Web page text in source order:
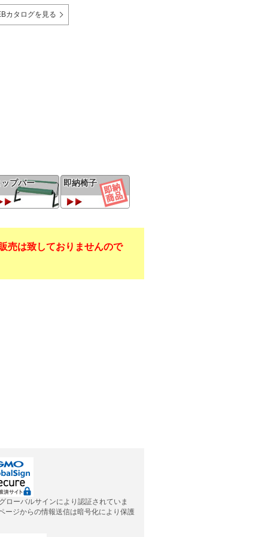
カタログを見る
プバー 即納椅子
売は致しておりませんので
ローバルサインにより認証されていま
ージからの情報送信は暗号化により保護